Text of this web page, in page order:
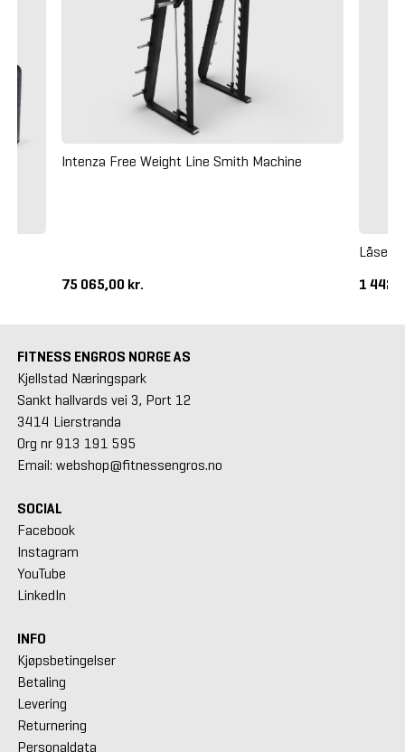
Intenza Free Weight Line Smith Machine
75 065,00 kr.
1
FITNESS ENGROS NORGE AS
Kjellstad Næringspark
Sankt hallvards vei 3, Port 12
3414 Lierstranda
Org nr 913 191 595
Email: webshop@fitnessengros.no
SOCIAL
Facebook
Instagram
YouTube
LinkedIn
INFO
Kjøpsbetingelser
Betaling
Levering
Returnering
Personaldata